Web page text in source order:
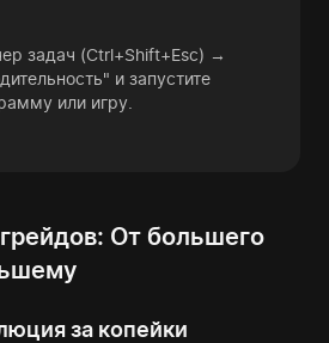
задач (Ctrl+Shift+Esc) →
и запустите
или игру.
От большего
за копейки